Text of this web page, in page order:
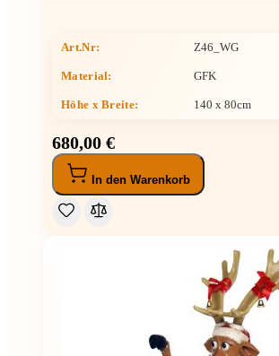
Art.Nr: Z46_WG
Material: GFK
Höhe x Breite: 140 x 80cm
680,00 €
In den Warenkorb